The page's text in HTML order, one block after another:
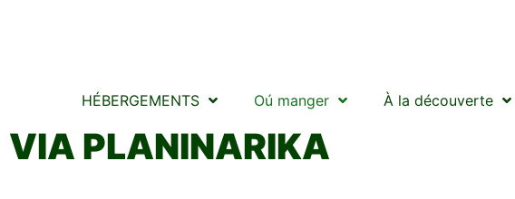
HÉBERGEMENTS Oú manger À la découverte
VIA PLANINARIKA